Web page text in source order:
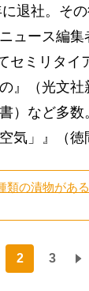
退社。そ
ュース編
セミリタイ
』（光文
）など多数
気」』（徳
類の漬物があ
2 3